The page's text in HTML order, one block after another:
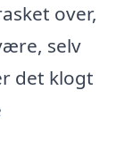
over,
selv
det klogt